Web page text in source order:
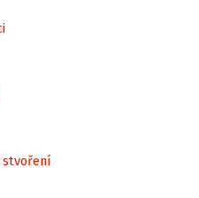
stvoření